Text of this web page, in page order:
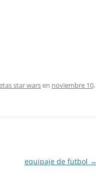
star warsen noviembre 10,
equipaje de futbol →